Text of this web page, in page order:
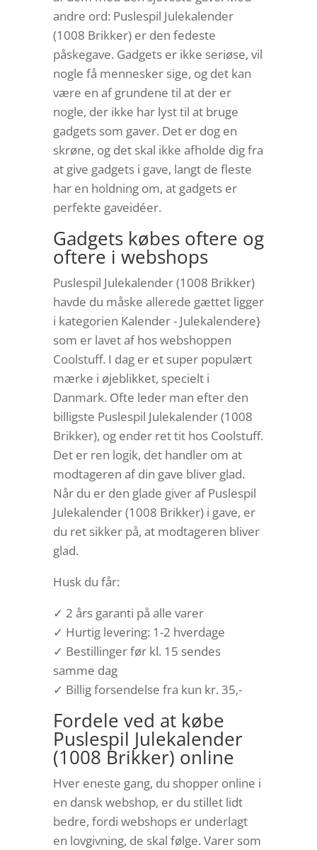
andre ord: Puslespil Julekalender
(1008 Brikker) er den fedeste
påskegave. Gadgets er ikke seriøse, vil
nogle få mennesker sige, og det kan
være en af grundene til at der er
nogle, der ikke har lyst til at bruge
gadgets som gaver. Det er dog en
skrøne, og det skal ikke afholde dig fra
at give gadgets i gave, langt de fleste
har en holdning om, at gadgets er
perfekte gaveidéer.
Gadgets købes oftere og
oftere i webshops
Puslespil Julekalender (1008 Brikker)
havde du måske allerede gættet ligger
i kategorien Kalender - Julekalendere}
som er lavet af hos webshoppen
Coolstuff. I dag er et super populært
mærke i øjeblikket, specielt i
Danmark. Ofte leder man efter den
billigste Puslespil Julekalender (1008
Brikker), og ender ret tit hos Coolstuff.
Det er ren logik, det handler om at
modtageren af din gave bliver glad.
Når du er den glade giver af Puslespil
Julekalender (1008 Brikker) i gave, er
du ret sikker på, at modtageren bliver
glad.
Husk du får:
✓ 2 års garanti på alle varer
✓ Hurtig levering: 1-2 hverdage
✓ Bestillinger før kl. 15 sendes
samme dag
✓ Billig forsendelse fra kun kr. 35,-
Fordele ved at købe
Puslespil Julekalender
(1008 Brikker) online
Hver eneste gang, du shopper online i
en dansk webshop, er du stillet lidt
bedre, fordi webshops er underlagt
en lovgivning, de skal følge. Varer som